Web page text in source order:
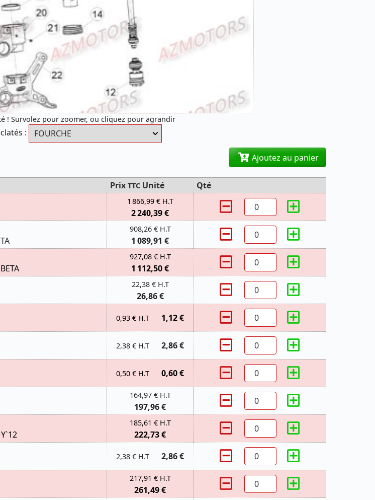
! Survolez pour zoomer, ou cliquez pour agrandir
:
Ajoutez au panier
Prix TTC Unité
Qté
1 866,99 € H.T
2 240,39 €
908,26 € H.T
1 089,91 €
927,08 € H.T
1 112,50 €
22,38 € H.T
26,86 €
0,93 € H.T 1,12 €
2,38 € H.T 2,86 €
0,50 € H.T 0,60 €
164,97 € H.T
197,96 €
185,61 € H.T
222,73 €
2,38 € H.T 2,86 €
217,91 € H.T
261,49 €